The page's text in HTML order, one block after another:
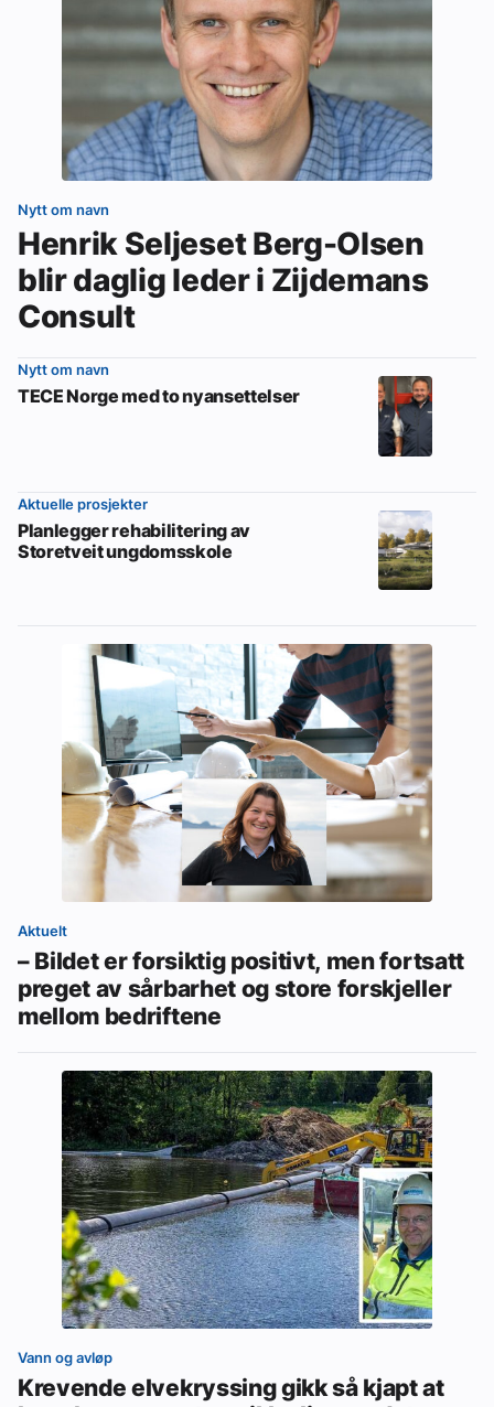
Nytt om navn
Henrik Seljeset Berg-Olsen
blir daglig leder i Zijdemans
Consult
Nytt om navn
TECE Norge med to nyansettelser
Aktuelle prosjekter
Planlegger rehabilitering av
Storetveit ungdomsskole
Aktuelt
– Bildet er forsiktig positivt, men fortsatt
preget av sårbarhet og store forskjeller
mellom bedriftene
Vann og avløp
Krevende elvekryssing gikk så kjapt at